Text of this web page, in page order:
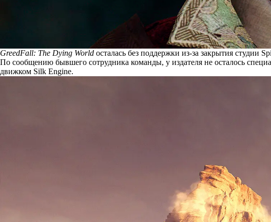
GreedFall: The Dying World осталась без поддержки из-за закрытия студии
По сообщению бывшего сотрудника команды, у издателя не осталось
движком Silk Engine.